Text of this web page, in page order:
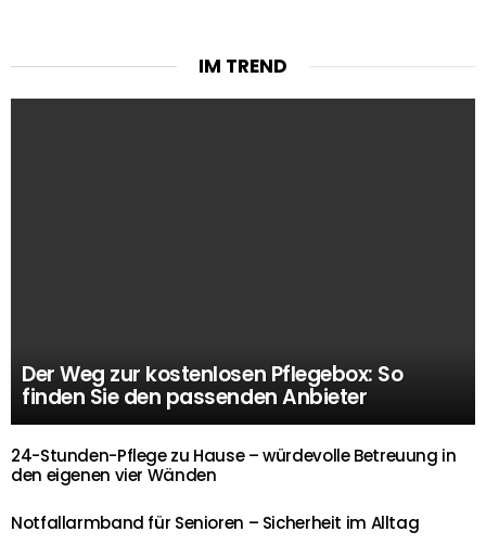
IM TREND
Der Weg zur kostenlosen Pflegebox: So
finden Sie den passenden Anbieter
24-Stunden-Pflege zu Hause – würdevolle Betreuung in
den eigenen vier Wänden
Notfallarmband für Senioren – Sicherheit im Alltag